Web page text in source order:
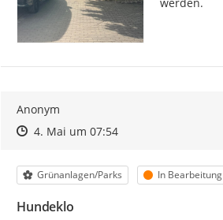
Anonym
Zeitpunkt des Erstellens
Zeitpunkt des Erstellens
4. Mai um 07:54Zur Äußerung
Kategorie
Grünanlagen/Parks Status
In Bearbeitung
Hundeklo